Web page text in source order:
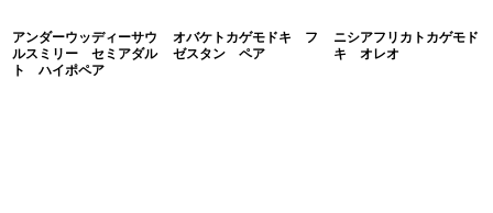
アンダーウッディーサウ
ルスミリー セミアダル
ト ハイポペア
オバケトカゲモドキ フ
ゼスタン ペア
ニシアフリカトカゲモド
キ オレオ